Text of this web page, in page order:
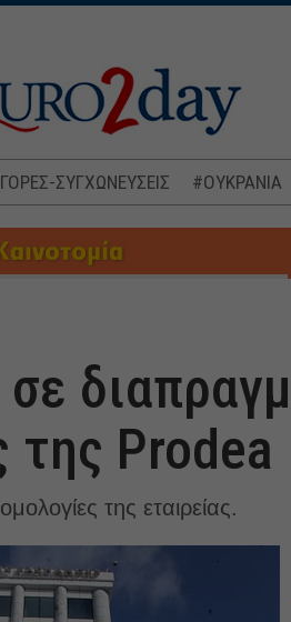
ΣΥΓΧΩΝΕΥΣΕΙΣ #ΟΥΚΡΑΝΙΑ
της Prodea
της εταιρείας.